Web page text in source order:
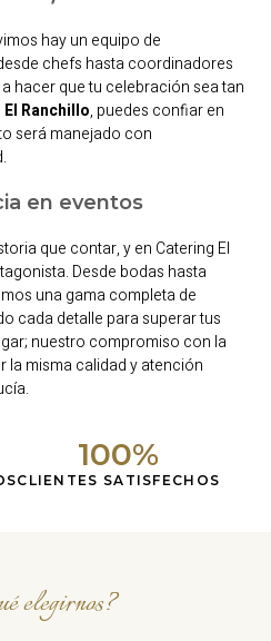
hay un equipo de
chefs hasta coordinadores
hacer que tu celebración sea tan
Ranchillo, puedes confiar en
será manejado con
en eventos
que contar, y en Catering El
Desde bodas hasta
una gama completa de
cada detalle para superar tus
nuestro compromiso con la
la misma calidad y atención
100%
CLIENTES SATISFECHOS
elegirnos?